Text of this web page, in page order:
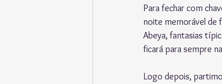
Para fechar com
noite memorável de
Abeya, fantasias
ficará para sempre
Logo depois,